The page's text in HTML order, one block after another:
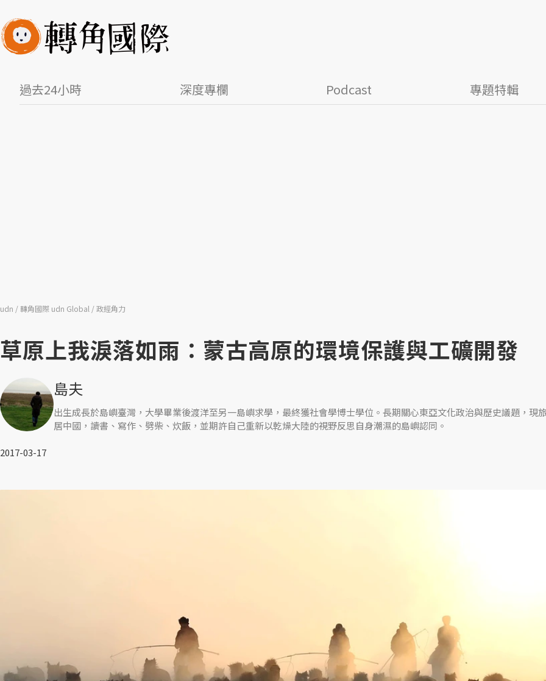
過去24小時 深度專欄 Podcast 專題特輯
udn 轉角國際 udn Global 政經角力
草原上我淚落如雨：蒙古高原的環境保護與工礦開發
島夫
出生成長於島嶼臺灣，大學畢業後渡洋至另一島嶼求學，最終獲社會學博士學位。長期關心東亞文化政治與歷史議題，現
居中國，讀書、寫作、劈柴、炊飯，並期許自己重新以乾燥大陸的視野反思自身潮濕的島嶼認同。
2017-03-17